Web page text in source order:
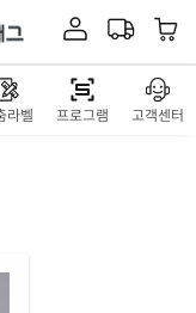
라벨 프로그램 고객센터